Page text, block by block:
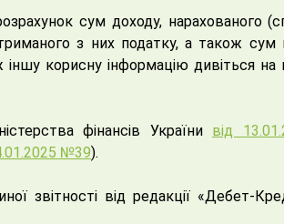
сум доходу, нарахованого
з них податку, а також сум
іншу корисну інформацію дивіться
фінансів України від
№39).
звітності від редакції «Дебет-